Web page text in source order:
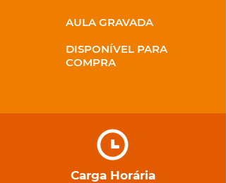
AULA GRAVADA
DISPONÍVEL PARA
COMPRA
Carga Horária